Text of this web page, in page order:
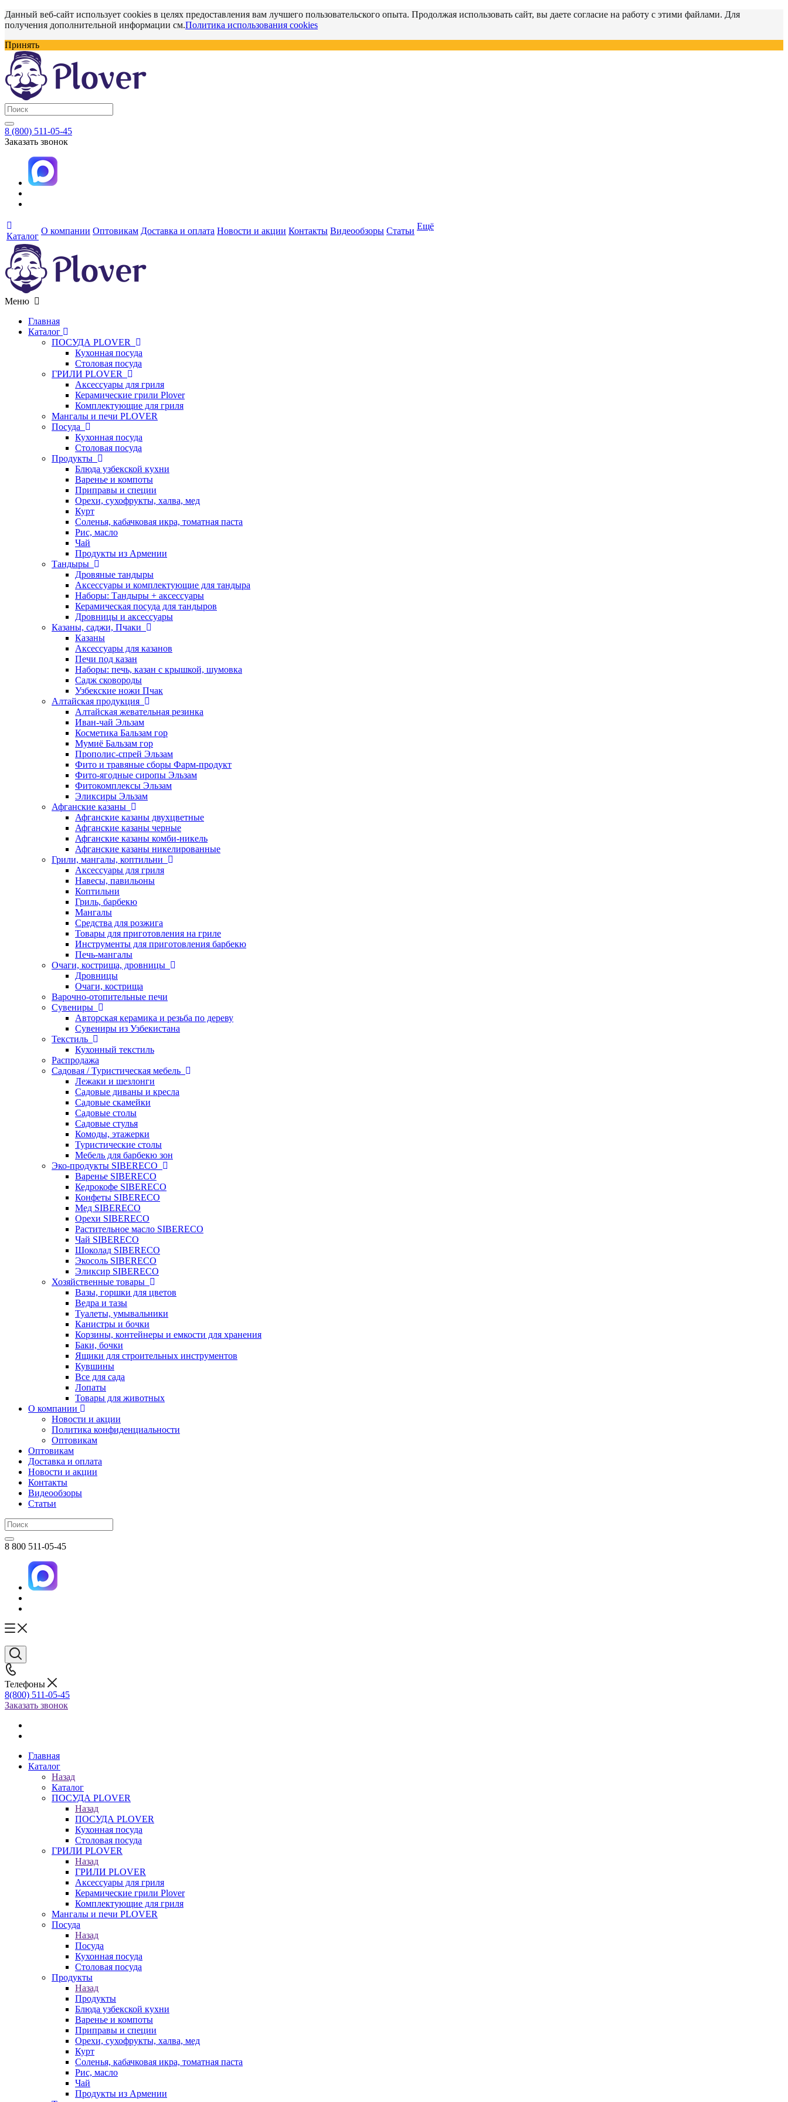
Данный веб-сайт использует cookies в целях предоставления вам лучшего пользовательского опыта. Продолжая использовать сайт, вы даете согласие на работу с этими файлами. Для
получения дополнительной информации см.Политика использования cookies
Принять
8 (800) 511-05-45
Заказать звонок
Каталог
О компании Оптовикам Доставка и оплата Новости и акции Контакты Видеообзоры Статьи Ещё
Меню
Главная
Каталог
ПОСУДА PLOVER
Кухонная посуда
Столовая посуда
ГРИЛИ PLOVER
Аксессуары для гриля
Керамические грили Plover
Комплектующие для гриля
Мангалы и печи PLOVER
Посуда
Кухонная посуда
Столовая посуда
Продукты
Блюда узбекской кухни
Варенье и компоты
Приправы и специи
Орехи, сухофрукты, халва, мед
Курт
Соленья, кабачковая икра, томатная паста
Рис, масло
Чай
Продукты из Армении
Тандыры
Дровяные тандыры
Аксессуары и комплектующие для тандыра
Наборы: Тандыры + аксессуары
Керамическая посуда для тандыров
Дровницы и аксессуары
Казаны, саджи, Пчаки
Казаны
Аксессуары для казанов
Печи под казан
Наборы: печь, казан с крышкой, шумовка
Садж сковороды
Узбекские ножи Пчак
Алтайская продукция
Алтайская жевательная резинка
Иван-чай Эльзам
Косметика Бальзам гор
Мумиё Бальзам гор
Прополис-спрей Эльзам
Фито и травяные сборы Фарм-продукт
Фито-ягодные сиропы Эльзам
Фитокомплексы Эльзам
Эликсиры Эльзам
Афганские казаны
Афганские казаны двухцветные
Афганские казаны черные
Афганские казаны комби-никель
Афганские казаны никелированные
Грили, мангалы, коптильни
Аксессуары для гриля
Навесы, павильоны
Коптильни
Гриль, барбекю
Мангалы
Средства для розжига
Товары для приготовления на гриле
Инструменты для приготовления барбекю
Печь-мангалы
Очаги, кострища, дровницы
Дровницы
Очаги, кострища
Варочно-отопительные печи
Сувениры
Авторская керамика и резьба по дереву
Сувениры из Узбекистана
Текстиль
Кухонный текстиль
Распродажа
Садовая / Туристическая мебель
Лежаки и шезлонги
Садовые диваны и кресла
Садовые скамейки
Садовые столы
Садовые стулья
Комоды, этажерки
Туристические столы
Мебель для барбекю зон
Эко-продукты SIBERECO
Варенье SIBERECO
Кедрокофе SIBERECO
Конфеты SIBERECO
Мед SIBERECO
Орехи SIBERECO
Растительное масло SIBERECO
Чай SIBERECO
Шоколад SIBERECO
Экосоль SIBERECO
Эликсир SIBERECO
Хозяйственные товары
Вазы, горшки для цветов
Ведра и тазы
Туалеты, умывальники
Канистры и бочки
Корзины, контейнеры и емкости для хранения
Баки, бочки
Ящики для строительных инструментов
Кувшины
Все для сада
Лопаты
Товары для животных
О компании
Новости и акции
Политика конфиденциальности
Оптовикам
Оптовикам
Доставка и оплата
Новости и акции
Контакты
Видеообзоры
Статьи
8 800 511-05-45
Телефоны
8(800) 511-05-45
Заказать звонок
Главная
Каталог
Назад
Каталог
ПОСУДА PLOVER
Назад
ПОСУДА PLOVER
Кухонная посуда
Столовая посуда
ГРИЛИ PLOVER
Назад
ГРИЛИ PLOVER
Аксессуары для гриля
Керамические грили Plover
Комплектующие для гриля
Мангалы и печи PLOVER
Посуда
Назад
Посуда
Кухонная посуда
Столовая посуда
Продукты
Назад
Продукты
Блюда узбекской кухни
Варенье и компоты
Приправы и специи
Орехи, сухофрукты, халва, мед
Курт
Соленья, кабачковая икра, томатная паста
Рис, масло
Чай
Продукты из Армении